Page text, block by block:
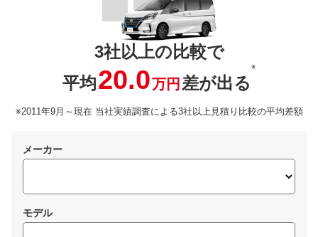
3社以上の比較で
平均20.0万円 差が出る
※
※2011年9月～現在 当社実績調査による3社以上見積り比較の平均差額
メーカー
モデル